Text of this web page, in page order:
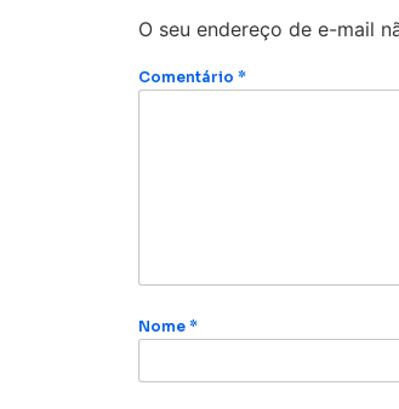
O seu endereço de e-mail
Comentário*
Nome*